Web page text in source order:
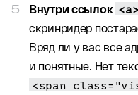
Внутри ссылок <a>
скринридер
Вряд ли у вас все
и понятные. Нет
<span